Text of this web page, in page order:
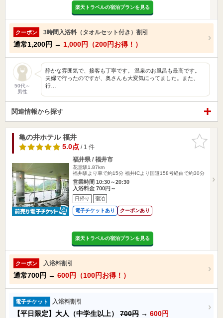
楽天トラベルの宿泊プランを見る
クーポン 3時間入浴料（タオルセット付き）割引
通常1,200円 → 1,000円（200円お得！）
50代～
男性
静かな雰囲気で、接客も丁寧です。 温泉のお風呂も最高です。
夫婦で行ったのですが、奥さんも大変気にってました。また、
行…
関連情報から探す
お気に入
りに追加
亀の井ホテル 福井
5.0点/ 1 件
福井県 / 福井市
花堂駅1.87km
福井駅より車で約15分 福井ICより国道158号経由で約30分
営業時間 10:30～20:30
入浴料金 700円～
日帰り 宿泊
電子チケットあり クーポンあり
楽天トラベルの宿泊プランを見る
クーポン 入浴料割引
通常700円 → 600円（100円お得！）
電子チケット 入浴料割引
【平日限定】大人（中学生以上） 700円 → 600円